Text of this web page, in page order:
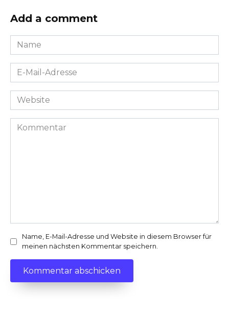
Add a comment
Name
*
E-
Mail-
Adresse
Website
Kommentar
Name, E-Mail-Adresse und Website in diesem Browser für
meinen nächsten Kommentar speichern.